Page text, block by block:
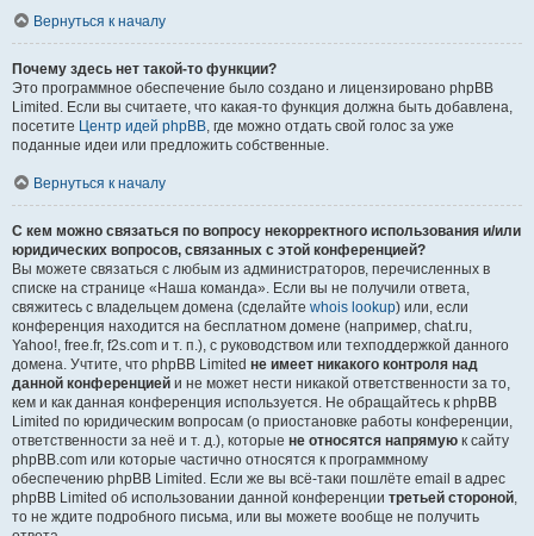
Вернуться к началу
Почему здесь нет такой-то функции?
Это программное обеспечение было создано и лицензировано phpBB
Limited. Если вы считаете, что какая-то функция должна быть добавлена,
посетите Центр идей phpBB, где можно отдать свой голос за уже
поданные идеи или предложить собственные.
Вернуться к началу
С кем можно связаться по вопросу некорректного использования и/или
юридических вопросов, связанных с этой конференцией?
Вы можете связаться с любым из администраторов, перечисленных в
списке на странице «Наша команда». Если вы не получили ответа,
свяжитесь с владельцем домена (сделайте whois lookup) или, если
конференция находится на бесплатном домене (например, chat.ru,
Yahoo!, free.fr, f2s.com и т. п.), с руководством или техподдержкой данного
домена. Учтите, что phpBB Limited не имеет никакого контроля над
данной конференцией и не может нести никакой ответственности за то,
кем и как данная конференция используется. Не обращайтесь к phpBB
Limited по юридическим вопросам (о приостановке работы конференции,
ответственности за неё и т. д.), которые не относятся напрямую к сайту
phpBB.com или которые частично относятся к программному
обеспечению phpBB Limited. Если же вы всё-таки пошлёте email в адрес
phpBB Limited об использовании данной конференции третьей стороной,
то не ждите подробного письма, или вы можете вообще не получить